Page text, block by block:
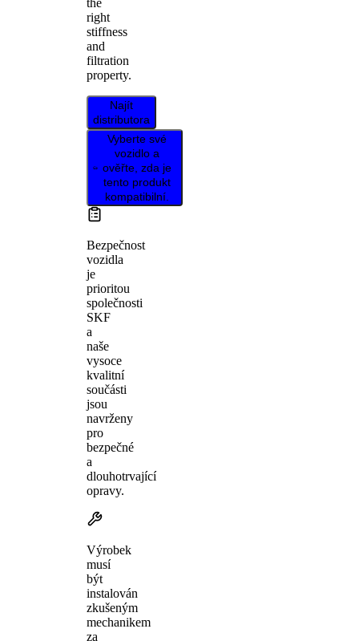
right
stiffness
and
filtration
property.
Najít
distributora
Vyberte své
vozidlo a
ověřte, zda je
tento produkt
kompatibilní.
Bezpečnost
vozidla
je
prioritou
společnosti
SKF
a
naše
vysoce
kvalitní
součásti
jsou
navrženy
pro
bezpečné
a
dlouhotrvající
opravy.
Výrobek
musí
být
instalován
zkušeným
mechanikem
za